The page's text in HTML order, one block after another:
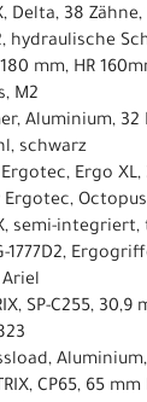
Delta, 38
hydraulische
mm, HR
M2
Aluminium, 32
schwarz
Ergotec, Ergo
Ergotec,
semi-
1777D2,
SP-C255,
CP65, 65